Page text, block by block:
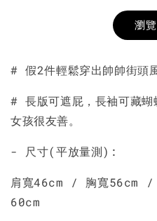
+瀏
# 假2件輕鬆穿出帥帥街頭風
# 長版可遮屁，長袖可藏
女孩很友善。
- 尺寸(平放量測):
肩寬46cm / 胸寬56cm
60cm